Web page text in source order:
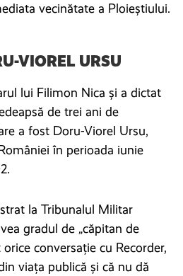
vecinătate a Ploieștiului.
VIOREL URSU
lui Filimon Nica și a dictat
de trei ani de
a fost Doru-Viorel Ursu,
în perioada iunie
la Tribunalul Militar
gradul de „căpitan de
conversație cu Recorder,
viața publică și că nu dă